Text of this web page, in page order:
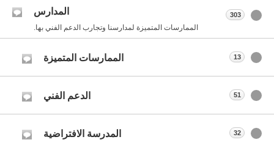
المدارس
الممارسات المتميزة لمدارسنا وتجارب الدعم الفني بها.
303
الممارسات المتميزة 13
الدعم الفني 51
المدرسة الافتراضية 32